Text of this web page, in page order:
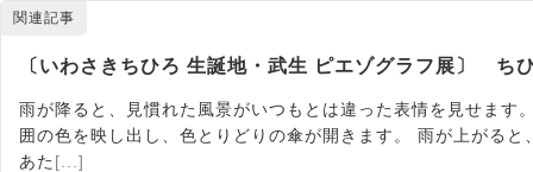
関連記事
〔いわさきちひろ 生誕地・武生 ピエゾグラフ展〕
雨が降ると、見慣れた風景がいつもとは違った表情を見せます
囲の色を映し出し、色とりどりの傘が開きます。 雨が上がる
あた [...]